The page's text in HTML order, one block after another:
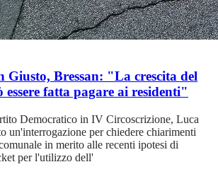
Giusto, Bressan: "La crescita del
fatta pagare ai residenti"
Democratico in IV Circoscrizione, Luca
un'interrogazione per chiedere chiarimenti
in merito alle recenti ipotesi di
per l'utilizzo dell'